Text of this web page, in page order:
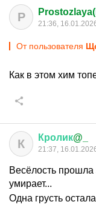
P Prostozlaya(
21:36,
От пользователя
Как в этом хим
К Кролик@_
21:37,
Весёлость прошла
умирает...
Одна грусть